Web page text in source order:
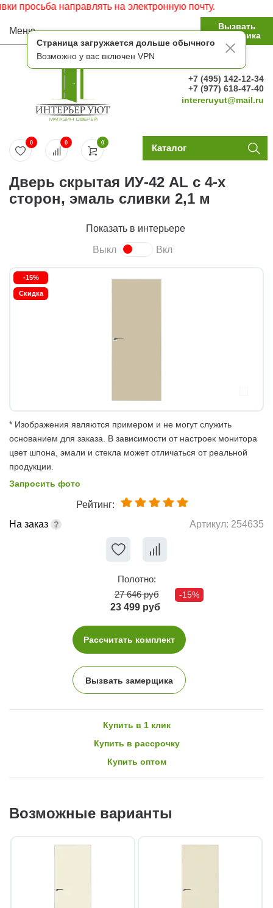
Страница загружается дольше обычного
Возможно у вас включен VPN
направлять на электронную почту.
Меню
Вызвать
замерщика
+7 (495) 142-12-34
+7 (977) 618-47-40
intereruyut@mail.ru
0
0 0 Каталог
Дверь скрытая ИУ-42 AL с 4-х
сторон, эмаль сливки 2,1 м
Показать в интерьере
Выкл Вкл
-15%
Скидка
* Изображения являются примером и не могут служить
основанием для заказа. В зависимости от настроек монитора
цвет шпона, эмали и стекла может отличаться от реальной
продукции.
Запросить фото
Рейтинг:
На заказ
Артикул: 254635
Полотно:
27 646 руб
-15%
23 499 руб
Рассчитать комплект
Вызвать замерщика
Купить в 1 клик
Купить в рассрочку
Купить оптом
Возможные варианты